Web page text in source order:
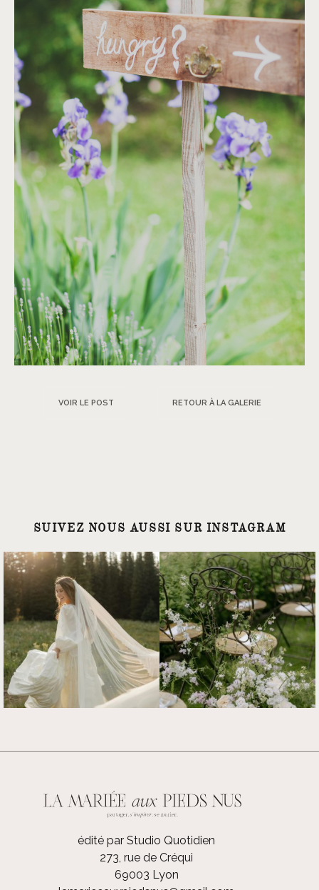
VOIR LE POST RETOUR À LA GALERIE
SUIVEZ NOUS AUSSI SUR INSTAGRAM
édité par Studio Quotidien
273, rue de Créqui
69003 Lyon